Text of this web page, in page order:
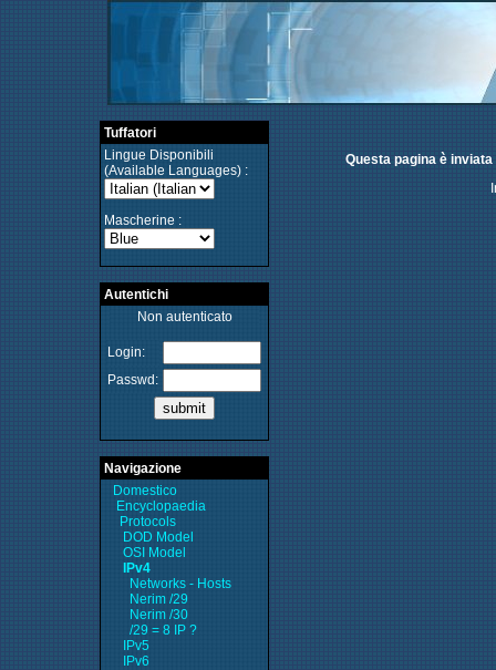
Tuffatori
Lingue Disponibili
(Available Languages) :
Mascherine :
Autentichi
Non autenticato
Login:
Passwd:
Navigazione
Domestico
Encyclopaedia
Protocols
DOD Model
OSI Model
IPv4
Networks - Hosts
Nerim /29
Nerim /30
/29 = 8 IP ?
IPv5
IPv6
Questa pagina è